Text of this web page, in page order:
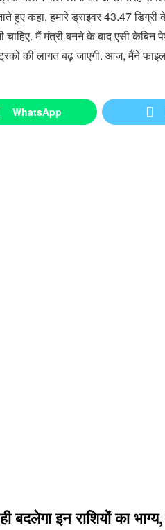
हुए कहा, हमारे ड्राइवर 43.47 डिग्री
चाहिए. मैं मंत्री बनने के बाद एसी
की लागत बढ़ जाएगी. आज, मैंने फाइल
WhatsApp
इन राशियों का